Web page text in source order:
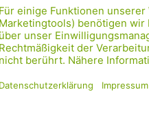
der Otto-Herschmann-